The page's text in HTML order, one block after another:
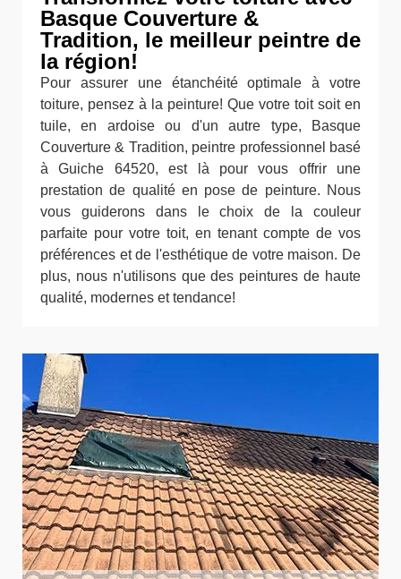
Basque Couverture &
Tradition, le meilleur peintre de
la région!
Pour assurer une étanchéité optimale à votre
toiture, pensez à la peinture! Que votre toit soit en
tuile, en ardoise ou d'un autre type, Basque
Couverture & Tradition, peintre professionnel basé
à Guiche 64520, est là pour vous offrir une
prestation de qualité en pose de peinture. Nous
vous guiderons dans le choix de la couleur
parfaite pour votre toit, en tenant compte de vos
préférences et de l'esthétique de votre maison. De
plus, nous n'utilisons que des peintures de haute
qualité, modernes et tendance!